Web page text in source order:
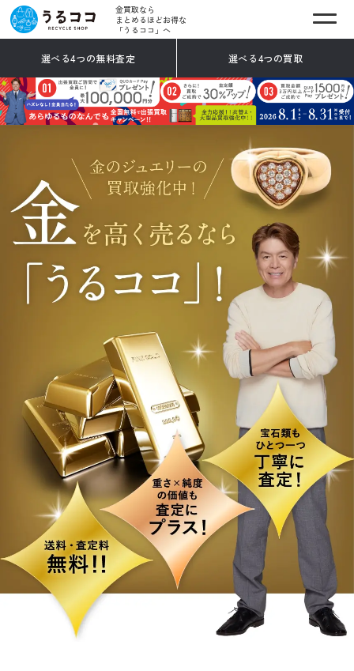
金買取なら
まとめるほどお得な
「うるココ」へ
選べる4つの無料査定 選べる4つの買取